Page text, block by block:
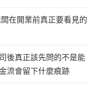
在開業前真正要看見的
後真正該先問的不是能
流會留下什麼痕跡